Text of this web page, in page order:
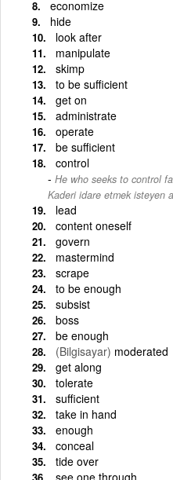
economize
hide
look after
manipulate
skimp
to be sufficient
get on
administrate
operate
be sufficient
control
He who seeks to control
Kaderi idare etmek isteyen
lead
content oneself
govern
mastermind
scrape
to be enough
subsist
boss
be enough
(Bilgisayar) moderated
get along
tolerate
sufficient
take in hand
enough
conceal
tide over
see one through